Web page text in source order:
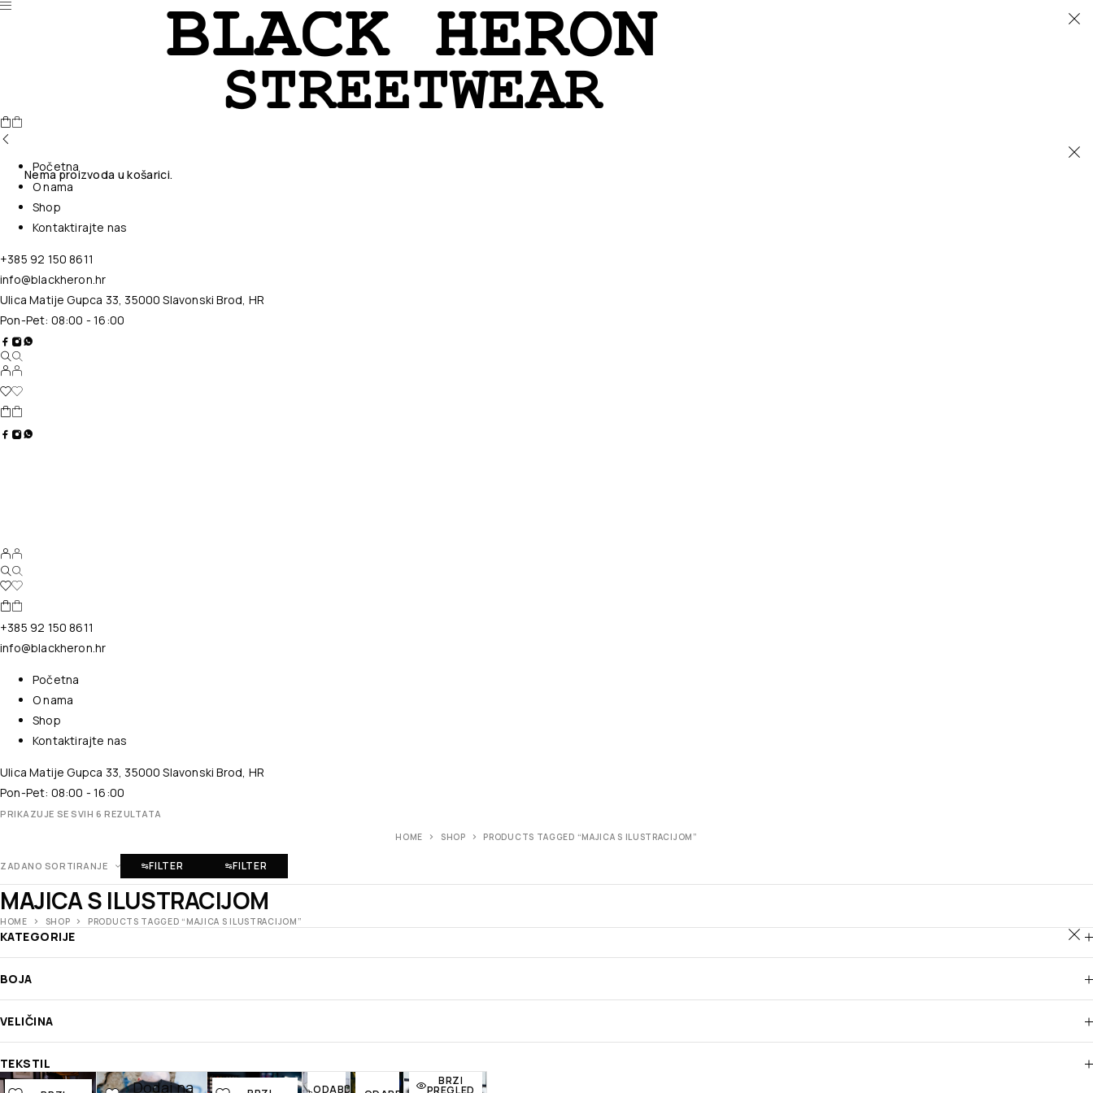
Nema proizvoda u košarici.
Početna
O nama
Shop
Kontaktirajte nas
+385 92 150 8611
info@blackheron.hr
Ulica Matije Gupca 33, 35000 Slavonski Brod, HR
Pon-Pet: 08:00 - 16:00
+385 92 150 8611
info@blackheron.hr
Početna
O nama
Shop
Kontaktirajte nas
Ulica Matije Gupca 33, 35000 Slavonski Brod, HR
Pon-Pet: 08:00 - 16:00
PRIKAZUJE SE SVIH 6 REZULTATA
HOME SHOP PRODUCTS TAGGED “MAJICA S ILUSTRACIJOM”
ZADANO SORTIRANJE FILTER FILTER
MAJICA S ILUSTRACIJOM
HOME SHOP PRODUCTS TAGGED “MAJICA S ILUSTRACIJOM”
KATEGORIJE
BOJA
VELIČINA
TEKSTIL
Dodaj na Dodaj na Dodaj na Dodaj
BRZI
ODABERI Dodaj Dodaj
BRZI